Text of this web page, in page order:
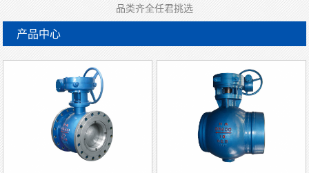
品类齐全任君挑选
产品中心